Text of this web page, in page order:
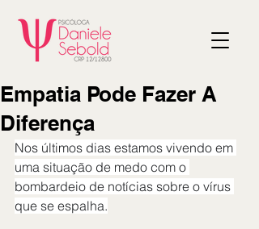
Empatia Pode Fazer A
Diferença
Nos últimos dias estamos vivendo em
uma situação de medo com o
bombardeio de notícias sobre o vírus
que se espalha.